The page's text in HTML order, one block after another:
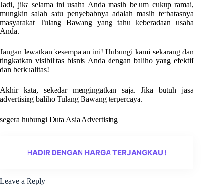
Jadi, jika selama ini usaha Anda masih belum cukup ramai,
mungkin salah satu penyebabnya adalah masih terbatasnya
masyarakat Tulang Bawang yang tahu keberadaan usaha
Anda.
Jangan lewatkan kesempatan ini! Hubungi kami sekarang dan
tingkatkan visibilitas bisnis Anda dengan baliho yang efektif
dan berkualitas!
Akhir kata, sekedar mengingatkan saja. Jika butuh jasa
advertising baliho Tulang Bawang terpercaya.
segera hubungi Duta Asia Advertising
HADIR DENGAN HARGA TERJANGKAU !
Leave a Reply